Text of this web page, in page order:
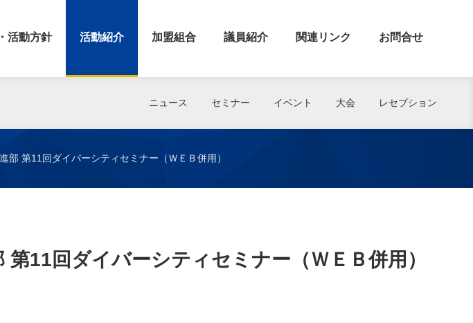
活動方針 活動紹介 加盟組合 議員紹介 関連リンク お問合せ
ニュース セミナー イベント 大会 レセプション
部 第11回ダイバーシティセミナー（ＷＥＢ併用）
11回ダイバーシティセミナー（ＷＥＢ併用）